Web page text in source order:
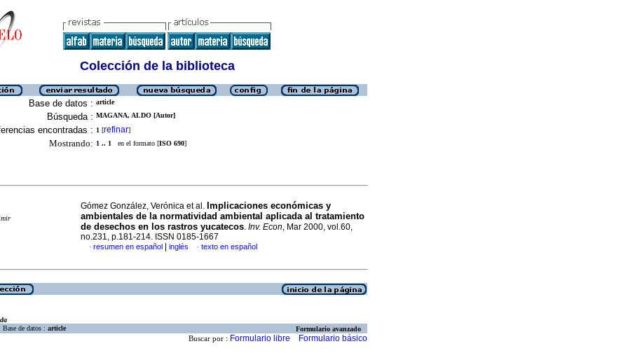
Colección de la biblioteca
Base de datos : article
Búsqueda : MAGANA, ALDO [Autor]
encontradas : 1 [refinar]
Mostrando: 1 .. 1 en el formato [ISO 690]
Gómez González, Verónica et al. Implicaciones económicas y
ambientales de la normatividad ambiental aplicada al tratamiento
de desechos en los rastros yucatecos. Inv. Econ, Mar 2000, vol.60,
no.231, p.181-214. ISSN 0185-1667
· resumen en español inglés · texto en español
Base de datos : article Formulario avanzado
Buscar por : Formulario libre Formulario básico